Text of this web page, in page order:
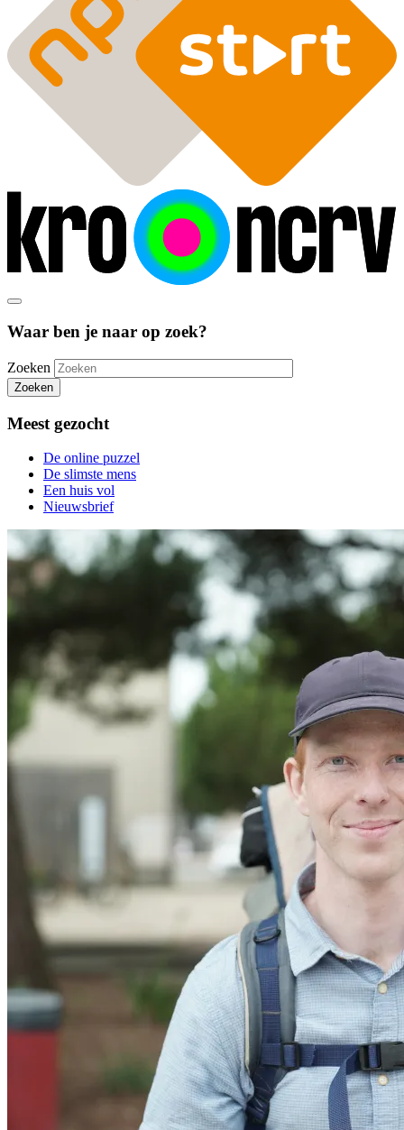
Waar ben je naar op zoek?
Zoeken
Zoeken
Meest gezocht
De online puzzel
De slimste mens
Een huis vol
Nieuwsbrief